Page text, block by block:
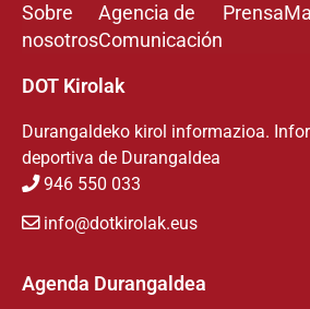
Sobre
nosotros
Agencia de
Comunicación
Prensa
DOT Kirolak
Durangaldeko kirol informazioa.
deportiva de Durangaldea
946 550 033
info@dotkirolak.eus
Agenda Durangaldea